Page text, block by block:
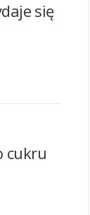
się
cukru